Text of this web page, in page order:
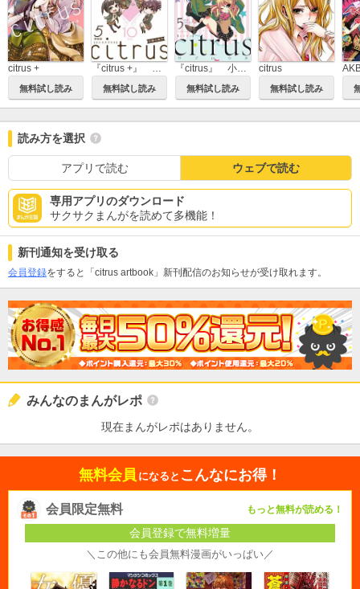
citrus +
無料試し読み
『citrus +』 小冊子
無料試し読み
『citrus』 小冊子
無料試し読み
citrus
無料試し読み
読み方を選択
アプリで読む ウェブで読む
専用アプリのダウンロード
サクサクまんがを読めて多機能！
新刊通知を受け取る
会員登録をすると「citrus artbook」新刊配信のお知らせが受け取れます。
みんなのまんがレポ
現在まんがレポはありません。
無料会員 になると こんなにお得！
会員限定無料 もっと無料が読める！
会員登録で無料増量
＼この他にも会員無料漫画がいっぱい／